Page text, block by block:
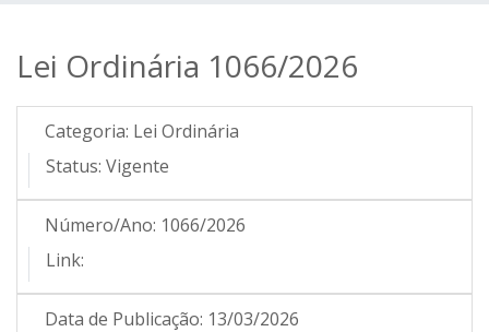
Lei Ordinária 1066/2026
Categoria: Lei Ordinária
Status: Vigente
Número/Ano: 1066/2026
Link:
Data de Publicação: 13/03/2026